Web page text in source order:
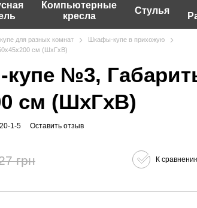
Компьютерные
кресла
Стулья
для разных комнат
Шкафы-купе в прихожую
см (ШхГхВ)
купе №3,
см (ШхГхВ)
1-5 Оставить отзыв
грн К